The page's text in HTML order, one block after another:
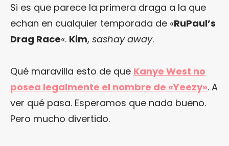
Si es que parece la primera draga a la que
echan en cualquier temporada de «RuPaul’s
Drag Race«. Kim, sashay away.
Qué maravilla esto de que Kanye West no
posea legalmente el nombre de «Yeezy». A
ver qué pasa. Esperamos que nada bueno.
Pero mucho divertido.